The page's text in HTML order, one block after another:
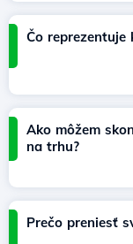
Čo reprezentuje
Ako môžem
na trhu?
Prečo preniesť